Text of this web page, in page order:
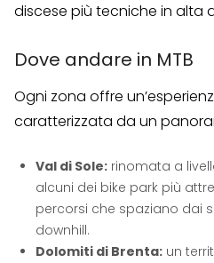
discese più tecniche in alta
Dove andare in MTB
Ogni zona offre
caratterizzata da un
Val di Sole:rinomata a
alcuni dei bike park più
percorsi che spaziano dai
downhill.
Dolomiti di Brenta:un